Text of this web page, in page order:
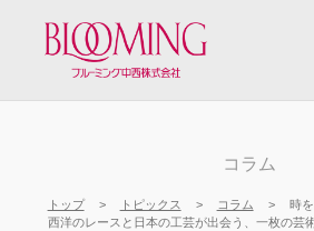
コラム
トップ トピックス コラム
時
西洋のレースと日本の工芸が出会う、一枚の芸